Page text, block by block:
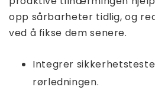
opp sårbarheter tidlig, og
ved å fikse dem senere.
Integrer
rørledningen.